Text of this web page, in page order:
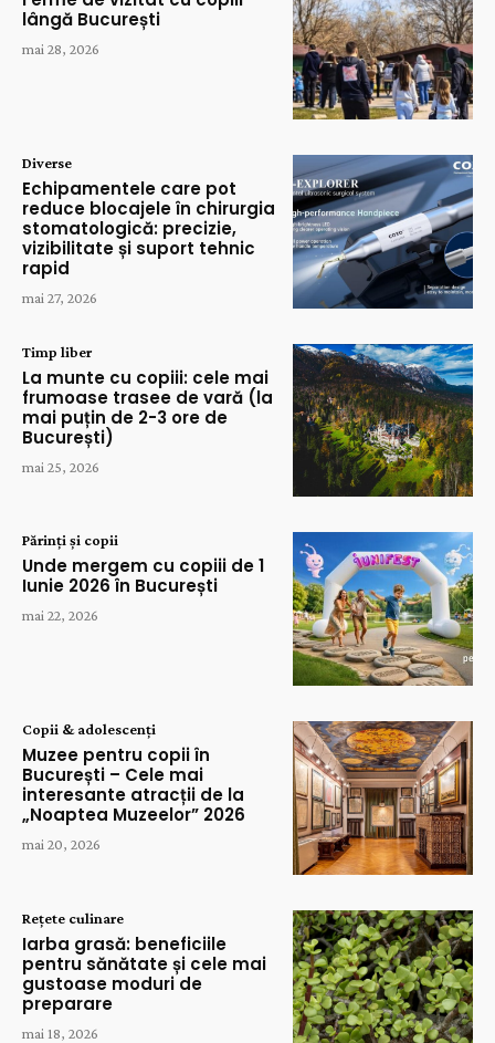
lângă București
mai 28, 2026
Diverse
Echipamentele care pot
reduce blocajele în chirurgia
stomatologică: precizie,
vizibilitate și suport tehnic
rapid
mai 27, 2026
Timp liber
La munte cu copiii: cele mai
frumoase trasee de vară (la
mai puțin de 2-3 ore de
București)
mai 25, 2026
Părinți și copii
Unde mergem cu copiii de 1
Iunie 2026 în București
mai 22, 2026
Copii & adolescenți
Muzee pentru copii în
București – Cele mai
interesante atracții de la
„Noaptea Muzeelor” 2026
mai 20, 2026
Rețete culinare
Iarba grasă: beneficiile
pentru sănătate și cele mai
gustoase moduri de
preparare
mai 18, 2026